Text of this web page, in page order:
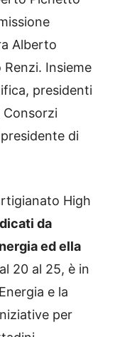
Alberto
Insieme
presidenti
Consorzi
di
High
da
ed ella
20 al 25, è in
e la
per